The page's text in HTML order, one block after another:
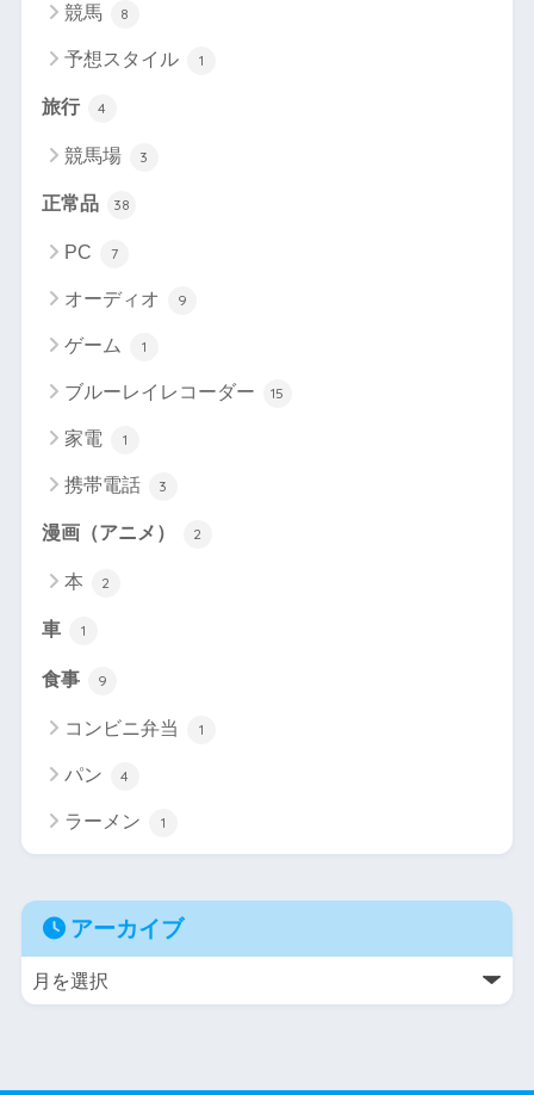
競馬 8
予想スタイル 1
旅行 4
競馬場 3
正常品 38
PC 7
オーディオ 9
ゲーム 1
ブルーレイレコーダー 15
家電 1
携帯電話 3
漫画（アニメ） 2
本 2
車 1
食事 9
コンビニ弁当 1
パン 4
ラーメン 1
アーカイブ